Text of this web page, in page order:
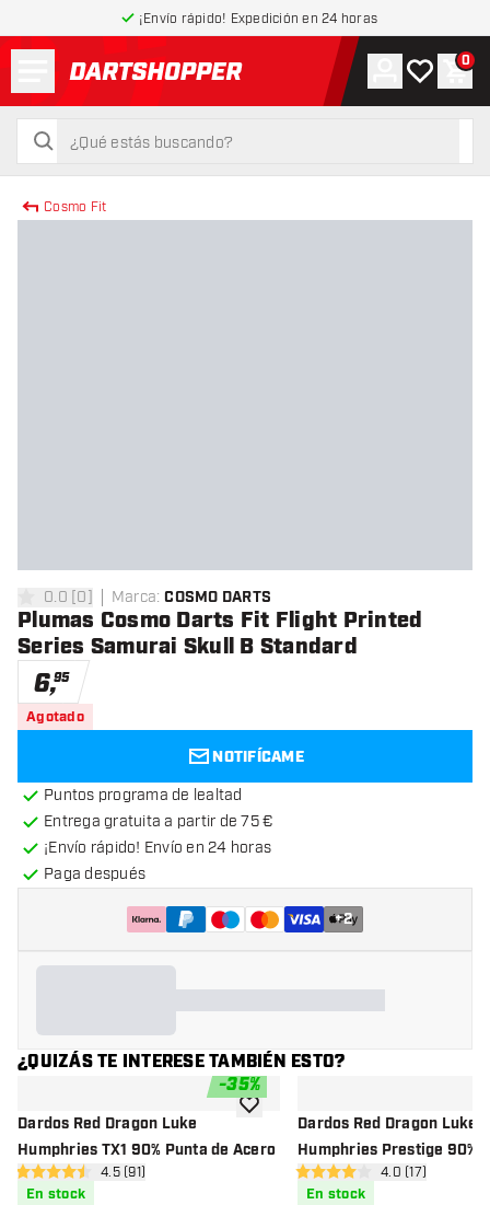
¡Envío rápido! Expedición en 24 horas
volver a la página de inicio
buscar
buscar
Cuenta
Mi lista de
0
Cosmo Fit
0 estrellas de puntuación
0.0 [0] Marca: COSMO DARTS
Plumas Cosmo Darts Fit Flight Printed
Series Samurai Skull B Standard
6,95
Agotado
NOTIFÍCAME
Puntos programa de lealtad
Entrega gratuita a partir de 75 €
¡Envío rápido! Envío en 24 horas
Paga después
+2
¿QUIZÁS TE INTERESE TAMBIÉN ESTO?
-35%
Dardos Red Dragon Luke
Humphries TX1 90% Punta de Acero
abrir panel de reseñas
4.5 estrellas de puntuación
4.5 (91)
En stock
añadir a la lista de deseos
Dardos Red Dragon Luke
Humphries Prestige 90%
Acero
abrir panel de
4 estrellas de puntuación
4.0 (17)
En stock